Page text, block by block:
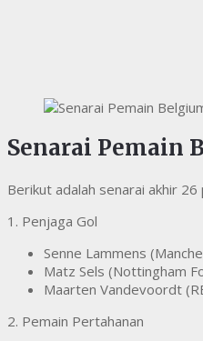
Senarai Pemain
Berikut adalah senarai akhir
1. Penjaga Gol
Senne Lammens
Matz Sels (Nottingham
Maarten Vandevoordt
2. Pemain Pertahanan